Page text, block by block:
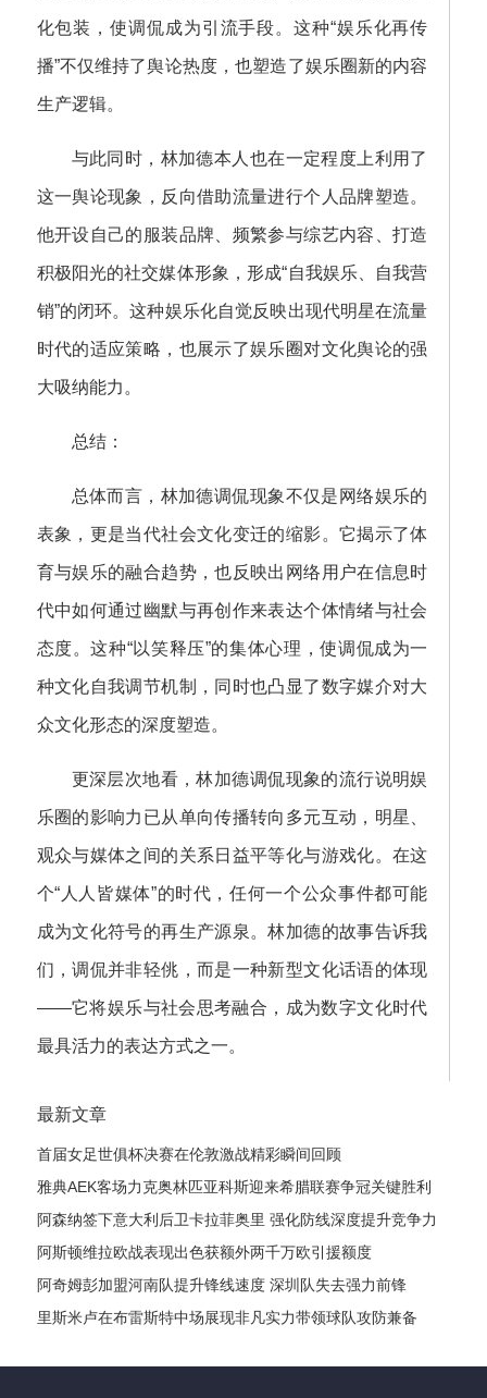
化包装，使调侃成为引流手段。这种“娱乐化再传
播”不仅维持了舆论热度，也塑造了娱乐圈新的内容
生产逻辑。
与此同时，林加德本人也在一定程度上利用了
这一舆论现象，反向借助流量进行个人品牌塑造。
他开设自己的服装品牌、频繁参与综艺内容、打造
积极阳光的社交媒体形象，形成“自我娱乐、自我营
销”的闭环。这种娱乐化自觉反映出现代明星在流量
时代的适应策略，也展示了娱乐圈对文化舆论的强
大吸纳能力。
总结：
总体而言，林加德调侃现象不仅是网络娱乐的
表象，更是当代社会文化变迁的缩影。它揭示了体
育与娱乐的融合趋势，也反映出网络用户在信息时
代中如何通过幽默与再创作来表达个体情绪与社会
态度。这种“以笑释压”的集体心理，使调侃成为一
种文化自我调节机制，同时也凸显了数字媒介对大
众文化形态的深度塑造。
更深层次地看，林加德调侃现象的流行说明娱
乐圈的影响力已从单向传播转向多元互动，明星、
观众与媒体之间的关系日益平等化与游戏化。在这
个“人人皆媒体”的时代，任何一个公众事件都可能
成为文化符号的再生产源泉。林加德的故事告诉我
们，调侃并非轻佻，而是一种新型文化话语的体现
——它将娱乐与社会思考融合，成为数字文化时代
最具活力的表达方式之一。
最新文章
首届女足世俱杯决赛在伦敦激战精彩瞬间回顾
雅典AEK客场力克奥林匹亚科斯迎来希腊联赛争冠关键胜利
阿森纳签下意大利后卫卡拉菲奥里 强化防线深度提升竞争力
阿斯顿维拉欧战表现出色获额外两千万欧引援额度
阿奇姆彭加盟河南队提升锋线速度 深圳队失去强力前锋
里斯米卢在布雷斯特中场展现非凡实力带领球队攻防兼备